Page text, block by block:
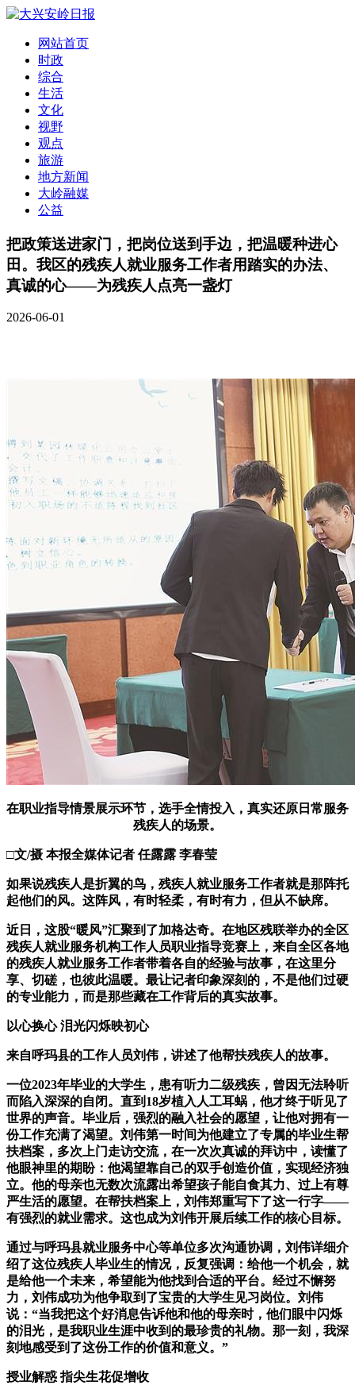
网站首页
时政
综合
生活
文化
视野
观点
旅游
地方新闻
大岭融媒
公益
把政策送进家门，把岗位送到手边，把温暖种进心
田。我区的残疾人就业服务工作者用踏实的办法、
真诚的心——为残疾人点亮一盏灯
2026-06-01
在职业指导情景展示环节，选手全情投入，真实还原日常服务
残疾人的场景。
□文/摄 本报全媒体记者 任露露 李春莹
如果说残疾人是折翼的鸟，残疾人就业服务工作者就是那阵托
起他们的风。这阵风，有时轻柔，有时有力，但从不缺席。
近日，这股“暖风”汇聚到了加格达奇。在地区残联举办的全区
残疾人就业服务机构工作人员职业指导竞赛上，来自全区各地
的残疾人就业服务工作者带着各自的经验与故事，在这里分
享、切磋，也彼此温暖。最让记者印象深刻的，不是他们过硬
的专业能力，而是那些藏在工作背后的真实故事。
以心换心 泪光闪烁映初心
来自呼玛县的工作人员刘伟，讲述了他帮扶残疾人的故事。
一位2023年毕业的大学生，患有听力二级残疾，曾因无法聆听
而陷入深深的自闭。直到18岁植入人工耳蜗，他才终于听见了
世界的声音。毕业后，强烈的融入社会的愿望，让他对拥有一
份工作充满了渴望。刘伟第一时间为他建立了专属的毕业生帮
扶档案，多次上门走访交流，在一次次真诚的拜访中，读懂了
他眼神里的期盼：他渴望靠自己的双手创造价值，实现经济独
立。他的母亲也无数次流露出希望孩子能自食其力、过上有尊
严生活的愿望。在帮扶档案上，刘伟郑重写下了这一行字——
有强烈的就业需求。这也成为刘伟开展后续工作的核心目标。
通过与呼玛县就业服务中心等单位多次沟通协调，刘伟详细介
绍了这位残疾人毕业生的情况，反复强调：给他一个机会，就
是给他一个未来，希望能为他找到合适的平台。经过不懈努
力，刘伟成功为他争取到了宝贵的大学生见习岗位。刘伟
说：“当我把这个好消息告诉他和他的母亲时，他们眼中闪烁
的泪光，是我职业生涯中收到的最珍贵的礼物。那一刻，我深
刻地感受到了这份工作的价值和意义。”
授业解惑 指尖生花促增收